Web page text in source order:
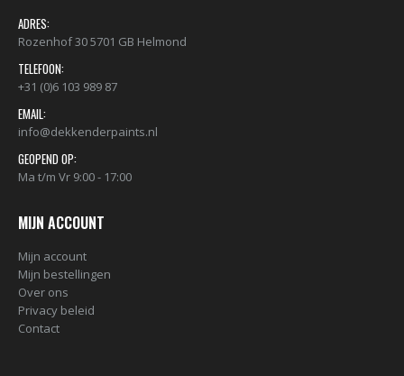
ADRES:
Rozenhof 30 5701 GB Helmond
TELEFOON:
+31 (0)6 103 989 87
EMAIL:
info@dekkenderpaints.nl
GEOPEND OP:
Ma t/m Vr 9:00 - 17:00
MIJN ACCOUNT
Mijn account
Mijn bestellingen
Over ons
Privacy beleid
Contact